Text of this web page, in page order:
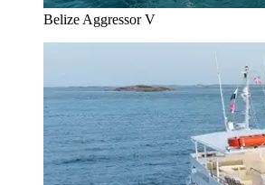
Belize Aggressor V